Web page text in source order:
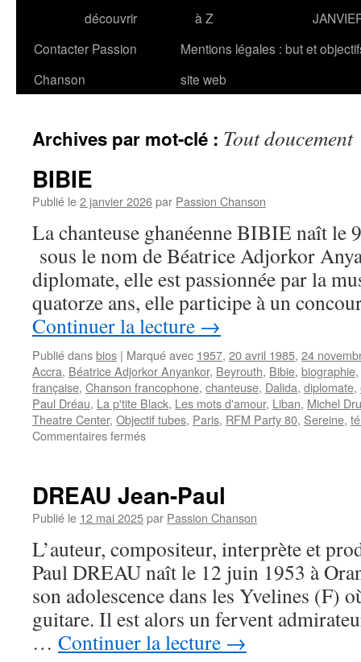
découvrir
à Z
Contacter Passion
Chanson
Mentions légales : but et
site web
Archives par mot-clé : Tout doucement
BIBIE
Publié le2 janvier 2026par Passion Chanson
La chanteuse ghanéenne BIBIE naît le
sous le nom de Béatrice Adjorkor
diplomate, elle est passionnée par la
quatorze ans, elle participe à un
Continuer la lecture →
Publié dansbios | Marqué avec 1957, 20 avril 1985, 24
Accra, Béatrice Adjorkor Anyankor, Beyrouth, Bibie, biographie,
française, Chanson francophone, chanteuse, Dalida, diplomate,
Paul Dréau, La p'tite Black, Les mots d'amour, Liban, Michel
Theatre Center, Objectif tubes, Paris, RFM Party 80, Sereine,
Commentaires ferméssur
DREAU Jean-Paul
Publié le 12 mai 2025par Passion Chanson
L’auteur, compositeur, interprète et
Paul DREAU naît le 12 juin 1953 à
son adolescence dans les Yvelines (F)
guitare. Il est alors un fervent
… Continuer la lecture →